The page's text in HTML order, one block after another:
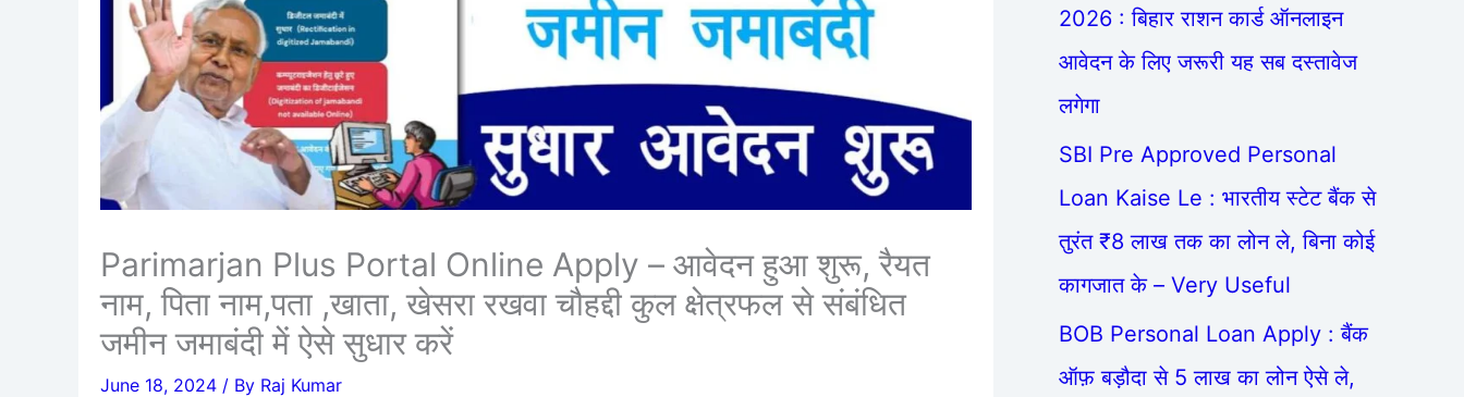
Parimarjan Plus Portal Online Apply – आवेदन हुआ शुरू, रैयत
नाम, पिता नाम,पता ,खाता, खेसरा रखवा चौहद्दी कुल क्षेत्रफल से संबंधित
जमीन जमाबंदी में ऐसे सुधार करें
June 18, 2024 / By Raj Kumar
2026 : बिहार राशन कार्ड ऑनलाइन
आवेदन के लिए जरूरी यह सब दस्तावेज
लगेगा
SBI Pre Approved Personal
Loan Kaise Le : भारतीय स्टेट बैंक से
तुरंत ₹8 लाख तक का लोन ले, बिना कोई
कागजात के – Very Useful
BOB Personal Loan Apply : बैंक
ऑफ़ बड़ौदा से 5 लाख का लोन ऐसे ले,